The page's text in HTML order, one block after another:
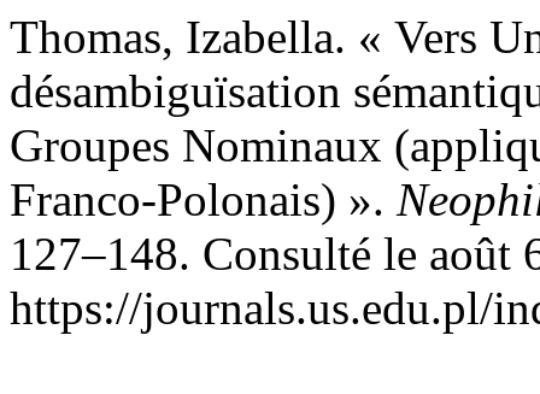
Thomas, Izabella. « Vers
désambiguïsation
Groupes Nominaux
Franco-Polonais) ».
127–148. Consulté le août
https://journals.us.edu.pl/